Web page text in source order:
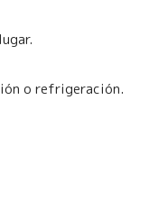
o refrigeración.